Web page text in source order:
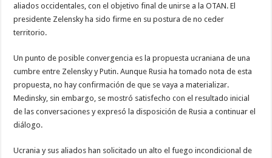
aliados occidentales, con el objetivo final de unirse a la OTAN. El
presidente Zelensky ha sido firme en su postura de no ceder
territorio.
Un punto de posible convergencia es la propuesta ucraniana de una
cumbre entre Zelensky y Putin. Aunque Rusia ha tomado nota de esta
propuesta, no hay confirmación de que se vaya a materializar.
Medinsky, sin embargo, se mostró satisfecho con el resultado inicial
de las conversaciones y expresó la disposición de Rusia a continuar el
diálogo.
Ucrania y sus aliados han solicitado un alto el fuego incondicional de